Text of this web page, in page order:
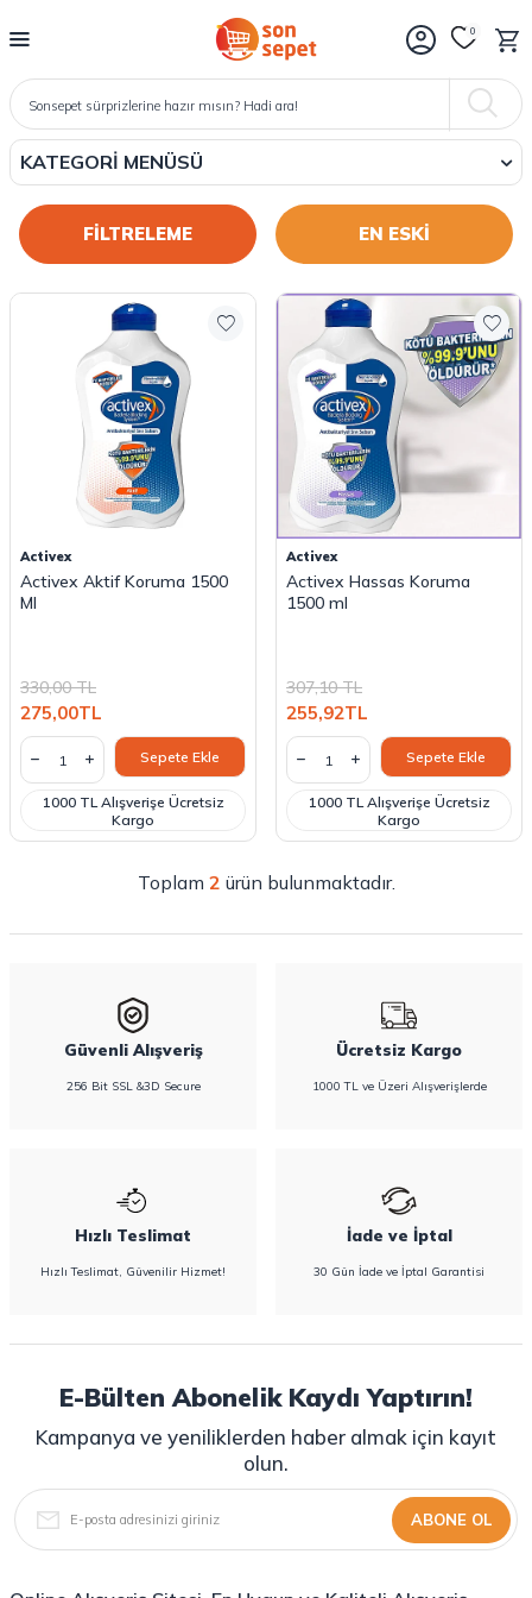
0
KATEGORI MENÜSÜ
FİLTRELEME
Activex
Activex Aktif Koruma 1500
Ml
330,00TL
275,00TL
Sepete Ekle
1000 TL Alışverişe Ücretsiz
Kargo
Activex
Activex Hassas Koruma
1500 ml
307,10TL
255,92TL
Sepete Ekle
1000 TL Alışverişe Ücretsiz
Kargo
Toplam 2 ürün bulunmaktadır.
Güvenli Alışveriş
256 Bit SSL &3D Secure
Ücretsiz Kargo
1000 TL ve Üzeri Alışverişlerde
Hızlı Teslimat
Hızlı Teslimat, Güvenilir Hizmet!
İade ve İptal
30 Gün İade ve İptal Garantisi
E-Bülten Abonelik Kaydı Yaptırın!
Kampanya ve yeniliklerden haber almak için kayıt
olun.
ABONE OL